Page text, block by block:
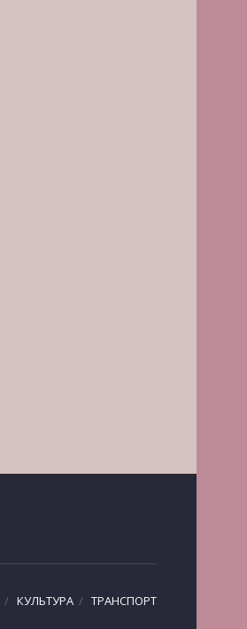
КУЛЬТУРА ТРАНСПОРТ